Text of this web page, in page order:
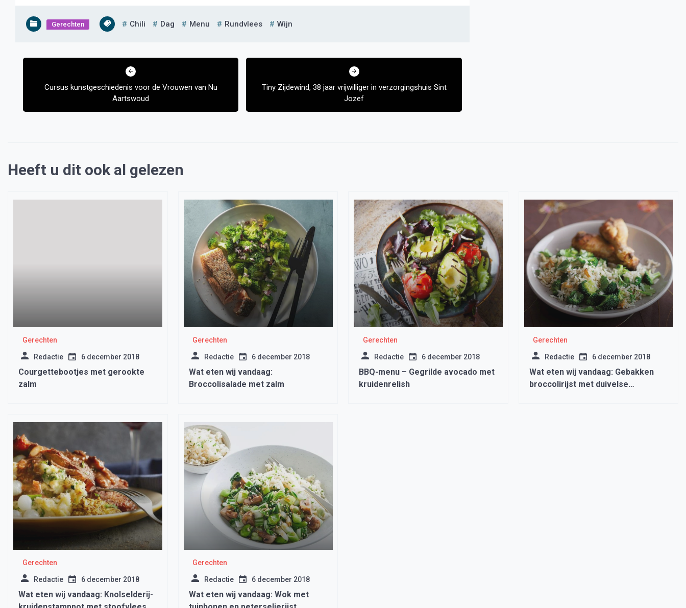
Gerechten Chili Dag Menu Rundvlees Wijn
Bericht
Cursus kunstgeschiedenis voor de Vrouwen van Nu
Aartswoud
Tiny Zijdewind, 38 jaar vrijwilliger in verzorgingshuis Sint
Jozef
Heeft u dit ook al gelezen
Gerechten
Redactie 6 december 2018
Courgettebootjes met gerookte
zalm
Gerechten
Redactie 6 december 2018
Wat eten wij vandaag:
Broccolisalade met zalm
Gerechten
Redactie 6 december 2018
BBQ-menu – Gegrilde avocado met
kruidenrelish
Gerechten
Redactie 6 december 2018
Wat eten wij vandaag: Gebakken
broccolirijst met duivelse
Gerechten
Redactie 6 december 2018
Wat eten wij vandaag: Knolselderij-
Gerechten
Redactie 6 december 2018
Wat eten wij vandaag: Wok met